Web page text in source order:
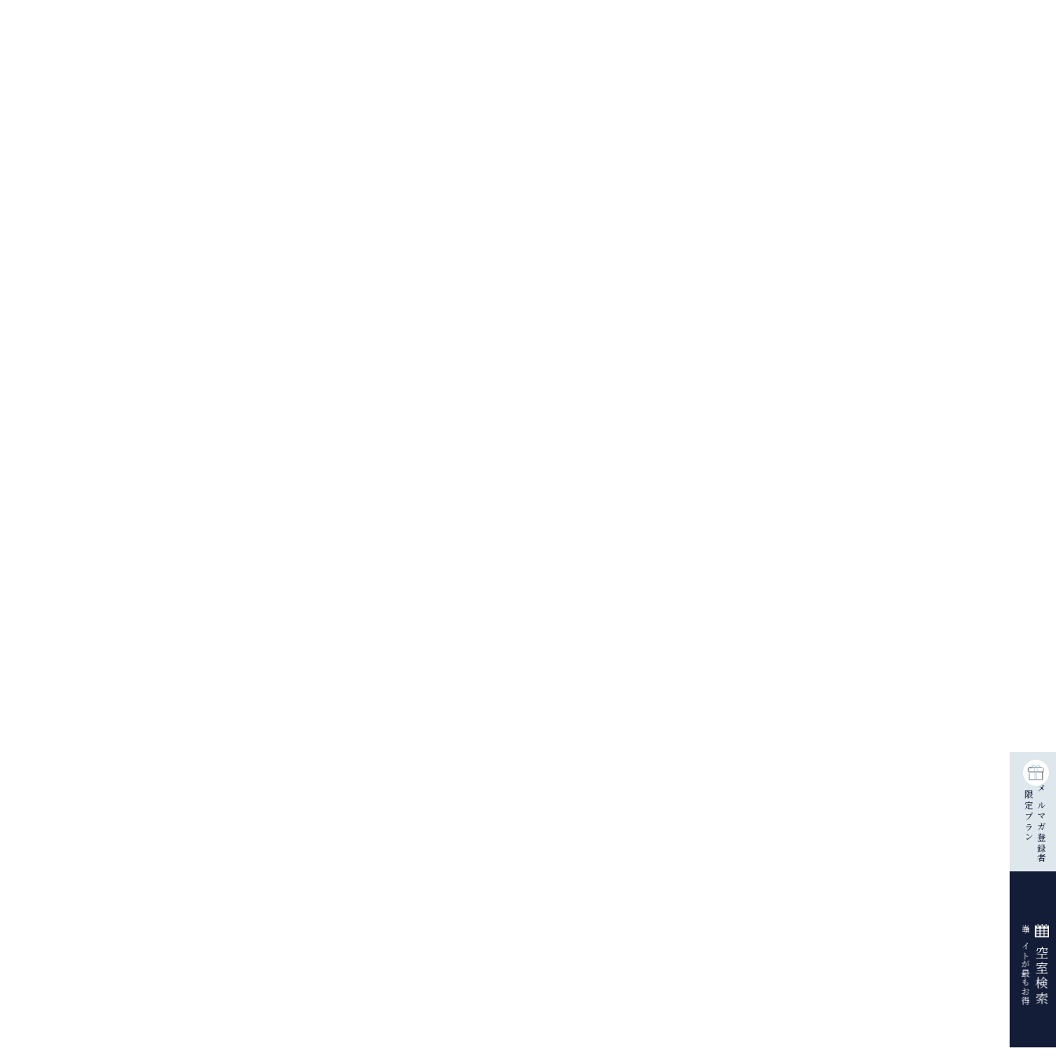
メルマガ登録者
限定プラン
当サイトが最もお得空室検索